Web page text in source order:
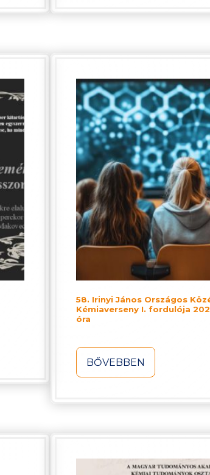
58. Irinyi János Országos
Kémiaverseny I. fordulója
óra
BŐVEBBEN